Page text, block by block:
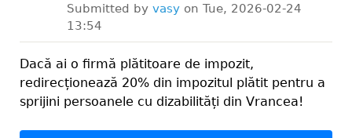
Submitted by vasy on Tue, 2026-02-24
13:54
Dacă ai o firmă plătitoare de impozit,
redirecționează 20% din impozitul plătit pentru a
sprijini persoanele cu dizabilități din Vrancea!